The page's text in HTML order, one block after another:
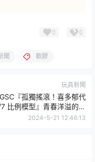
0 0
聞 軟膠
玩具新聞
GSC『孤獨搖滾！喜多郁代
比例模型』青春洋溢的裙
擺、散發現充的耀眼光芒！
2024-5-21 12:46:13